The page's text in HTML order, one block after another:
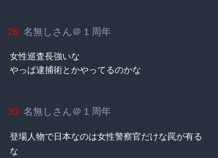
26: 名無しさん＠１周年
女性巡査長強いな
やっぱ逮捕術とかやってるのかな
30: 名無しさん＠１周年
登場人物で日本なのは女性警察官だけな罠が有る
な